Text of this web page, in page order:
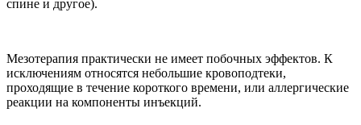
спине и другое).
Мезотерапия практически не имеет побочных эффектов. К
исключениям относятся небольшие кровоподтеки,
проходящие в течение короткого времени, или аллергические
реакции на компоненты инъекций.